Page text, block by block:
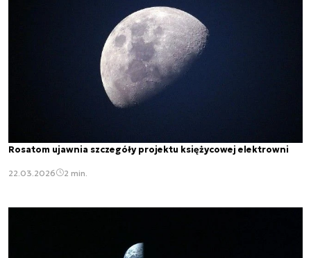
Rosatom ujawnia szczegóły projektu księżycowej elektrowni
22.03.2026 2 min.